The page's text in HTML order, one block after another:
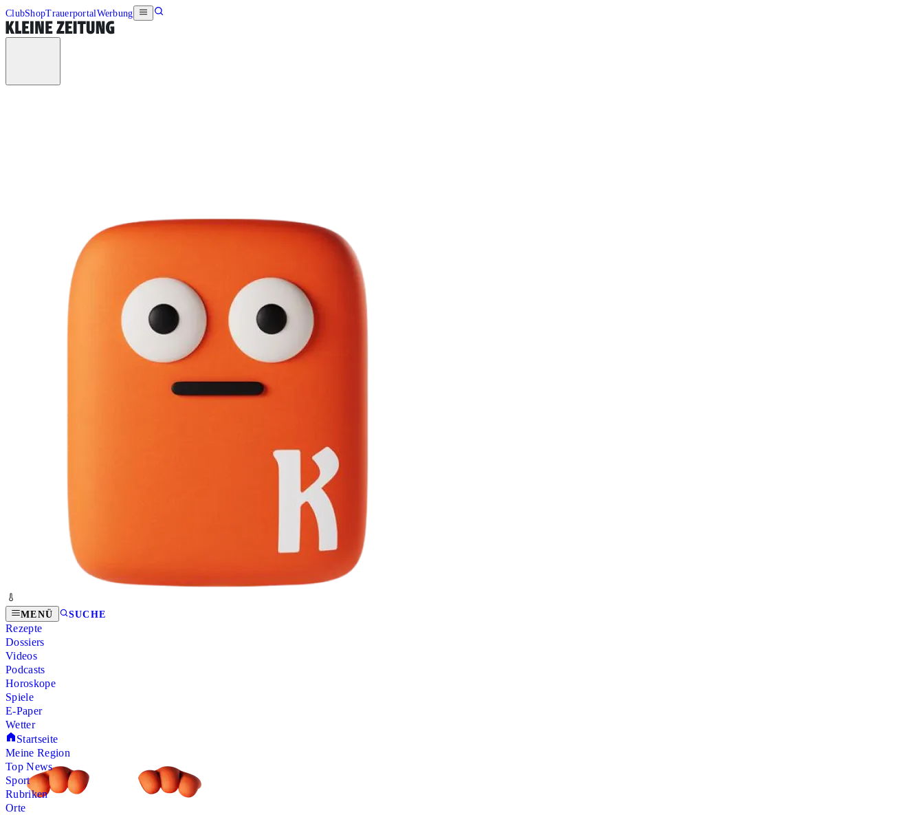
ClubShopTrauerportalWerbung
MENÜ SUCHE
Rezepte
Dossiers
Videos
Podcasts
Horoskope
Spiele
E-Paper
Wetter
Startseite
Meine Region
Top News
Sport
Rubriken
Orte